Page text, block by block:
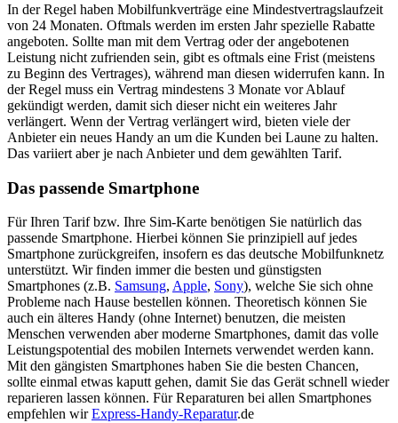
In der Regel haben Mobilfunkverträge eine Mindestvertragslaufzeit
von 24 Monaten. Oftmals werden im ersten Jahr spezielle Rabatte
angeboten. Sollte man mit dem Vertrag oder der angebotenen
Leistung nicht zufrienden sein, gibt es oftmals eine Frist (meistens
zu Beginn des Vertrages), während man diesen widerrufen kann. In
der Regel muss ein Vertrag mindestens 3 Monate vor Ablauf
gekündigt werden, damit sich dieser nicht ein weiteres Jahr
verlängert. Wenn der Vertrag verlängert wird, bieten viele der
Anbieter ein neues Handy an um die Kunden bei Laune zu halten.
Das variiert aber je nach Anbieter und dem gewählten Tarif.
Das passende Smartphone
Für Ihren Tarif bzw. Ihre Sim-Karte benötigen Sie natürlich das
passende Smartphone. Hierbei können Sie prinzipiell auf jedes
Smartphone zurückgreifen, insofern es das deutsche Mobilfunknetz
unterstützt. Wir finden immer die besten und günstigsten
Smartphones (z.B. Samsung, Apple, Sony), welche Sie sich ohne
Probleme nach Hause bestellen können. Theoretisch können Sie
auch ein älteres Handy (ohne Internet) benutzen, die meisten
Menschen verwenden aber moderne Smartphones, damit das volle
Leistungspotential des mobilen Internets verwendet werden kann.
Mit den gängisten Smartphones haben Sie die besten Chancen,
sollte einmal etwas kaputt gehen, damit Sie das Gerät schnell wieder
reparieren lassen können. Für Reparaturen bei allen Smartphones
empfehlen wirExpress-Handy-Reparatur.de